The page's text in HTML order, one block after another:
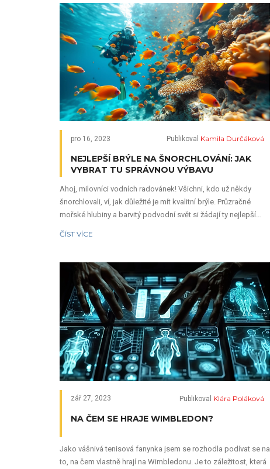
jejich dlouhodobou výkonnost a bezpečné používání.
pro 16, 2023 Publikoval Kamila Durčáková
NEJLEPŠÍ BRÝLE NA ŠNORCHLOVÁNÍ: JAK
VYBRAT TU SPRÁVNOU VÝBAVU
Ahoj, milovníci vodních radovánek! Všichni, kdo už někdy
šnorchlovali, ví, jak důležité je mít kvalitní brýle. Průzračné
mořské hlubiny a barvitý podvodní svět si žádají ty nejlepší
omezení. Pokusím se vám přiblížit moje osobní zkušenosti s
výběrem a ukázat, na co byste neměli zapomenout, když se
chystáte zažít kouzlo podvodního objevování.
ČÍST VÍCE
zář 27, 2023 Publikoval Klára Poláková
NA ČEM SE HRAJE WIMBLEDON?
Jako vášnivá tenisová fanynka jsem se rozhodla podívat se na
to, na čem vlastně hrají na Wimbledonu. Je to záležitost, která